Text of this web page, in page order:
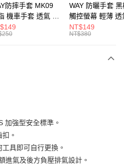
請選宅配)
上)免運費
選宅配)
上)免運費
防摔手套 MK09
機車手套 透氣 硬
具 騎車 腳踏車 爬
魚 MK-09 耀瑪騎
WAY 防曬手套
觸控螢幕 輕薄 透
滑 反光 機車手套
A016 耀瑪騎士安
NT$149
NT$380
加強型安全標準。
。
具即可自行更換。
進氣及後方負壓排氣設計。